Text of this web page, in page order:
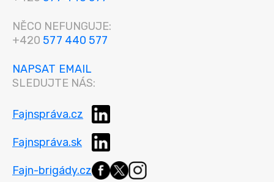
NĚCO NEFUNGUJE:
+420 577 440 577
NAPSAT EMAIL
SLEDUJTE NÁS:
Fajnspráva.cz
Fajnspráva.sk
Fajn-brigády.cz